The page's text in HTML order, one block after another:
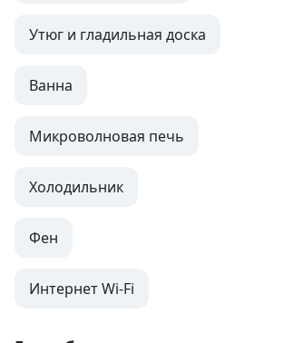
Утюг и гладильная доска
Ванна
Микроволновая печь
Холодильник
Фен
Интернет Wi-Fi